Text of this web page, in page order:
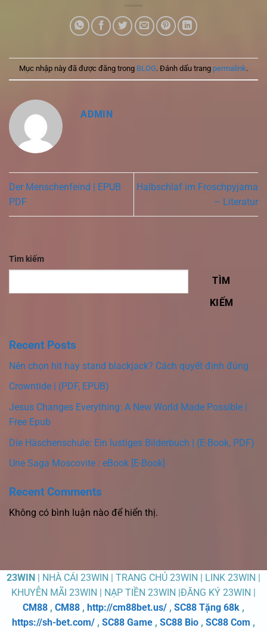
Mục nhập này đã được đăng trong BLOG. Đánh dấu trang permalink.
ADMIN
Der Menschenfeind | EPUB
PDF
Halbschlaf im Froschpyjama
– Literatur
Tìm kiếm
TÌM
KIẾM
Recent Posts
Nên chọn hit hay stand blackjack? Cách quyết định đúng
Crowntide | (PDF, EPUB)
Jesus Changes Everything: A New World Made Possible |
Free Epub
Die Häschenschule: Ein lustiges Bilderbuch | (E-Book, PDF)
Une Saga Moscovite : eBook [E-Book]
Recent Comments
Không có bình luận nào để hiển thị.
23WIN | NHÀ CÁI 23WIN | TRANG CHỦ 23WIN | LINK 23WIN |
KHUYỄN MÃI 23WIN | NẠP TIỀN 23WIN |ĐĂNG KÝ 23WIN |
CM88 , CM88 , http://cm88bet.us/ , SC88 Tặng 68k ,
https://sh-bet.com/ , SC88 Game , SC88 Bio , SC88 Com ,